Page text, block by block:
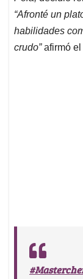
“Afronté un
habilidades
crudo”afirmó el